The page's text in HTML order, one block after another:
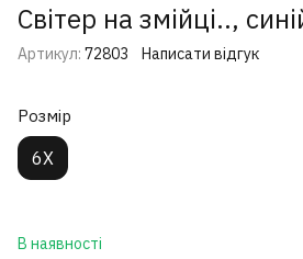
Світер на змійці..,
Артикул: 72803 Написати відгук
Розмір
6X
В наявності